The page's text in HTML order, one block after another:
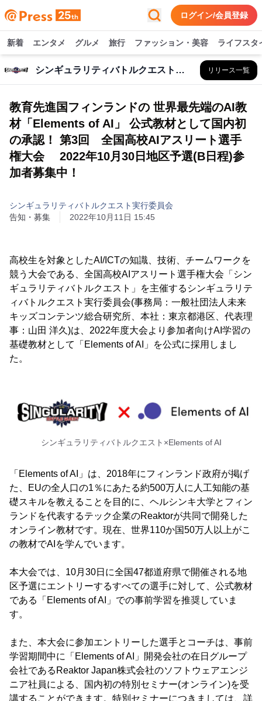
ログイン/会員登録
新着 エンタメ グルメ 旅行 ファッション・美容 ライフスタ
シンギュラリティバトルクエスト実行委員会 リリース一覧
教育先進国フィンランドの 世界最先端のAI教
材「Elements of AI」 公式教材として国内初
の承認！ 第3回 全国高校AIアスリート選手
権大会 2022年10月30日地区予選(B日程)参
加者募集中！
シンギュラリティバトルクエスト実行委員会
告知・募集
2022年10月11日 15:45
高校生を対象としたAI/ICTの知識、技術、チームワークを
競う大会である、全国高校AIアスリート選手権大会「シン
ギュラリティバトルクエスト」を主催するシンギュラリテ
ィバトルクエスト実行委員会(事務局：一般社団法人未来
キッズコンテンツ総合研究所、本社：東京都港区、代表理
事：山田 洋久)は、2022年度大会より参加者向けAI学習の
基礎教材として「Elements of AI」を公式に採用しまし
た。
シンギュラリティバトルクエスト×Elements of AI
「Elements of AI」は、2018年にフィンランド政府が掲げ
た、EUの全人口の1％にあたる約500万人に人工知能の基
礎スキルを教えることを目的に、ヘルシンキ大学とフィン
ランドを代表するテック企業のReaktorが共同で開発した
オンライン教材です。現在、世界110か国50万人以上がこ
の教材でAIを学んでいます。
本大会では、10月30日に全国47都道府県で開催される地
区予選にエントリーするすべての選手に対して、公式教材
である「Elements of AI」での事前学習を推奨していま
す。
また、本大会に参加エントリーした選手とコーチは、事前
学習期間中に「Elements of AI」開発会社の在日グループ
会社であるReaktor Japan株式会社のソフトウェアエンジ
ニア社員による、国内初の特別セミナー(オンライン)を受
講することができます。特別セミナーにつきましては、詳